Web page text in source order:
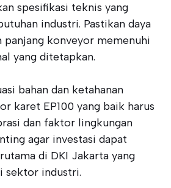
spesifikasi teknis yang
industri. Pastikan daya
panjang konveyor memenuhi
yang ditetapkan.
bahan dan ketahanan
karet EP100 yang baik harus
dan faktor lingkungan
agar investasi dapat
di DKI Jakarta yang
sektor industri.